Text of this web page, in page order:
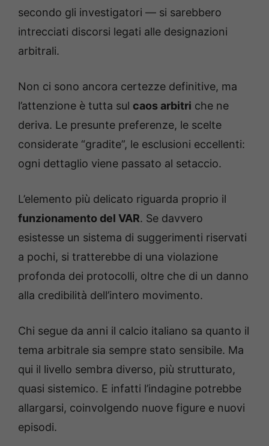
secondo gli investigatori — si sarebbero
intrecciati discorsi legati alle designazioni
arbitrali.
Non ci sono ancora certezze definitive, ma
l’attenzione è tutta sul caos arbitri che ne
deriva. Le presunte preferenze, le scelte
considerate “gradite”, le esclusioni eccellenti:
ogni dettaglio viene passato al setaccio.
L’elemento più delicato riguarda proprio il
funzionamento del VAR. Se davvero
esistesse un sistema di suggerimenti riservati
a pochi, si tratterebbe di una violazione
profonda dei protocolli, oltre che di un danno
alla credibilità dell’intero movimento.
Chi segue da anni il calcio italiano sa quanto il
tema arbitrale sia sempre stato sensibile. Ma
qui il livello sembra diverso, più strutturato,
quasi sistemico. E infatti l’indagine potrebbe
allargarsi, coinvolgendo nuove figure e nuovi
episodi.